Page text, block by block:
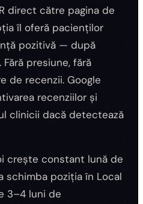
direct către pagina de
îl oferă pacienților
pozitivă — după
presiune, fără
de recenzii. Google
recenziilor și
clinicii dacă detectează
crește constant lună de
schimba poziția în Local
3–4 luni de